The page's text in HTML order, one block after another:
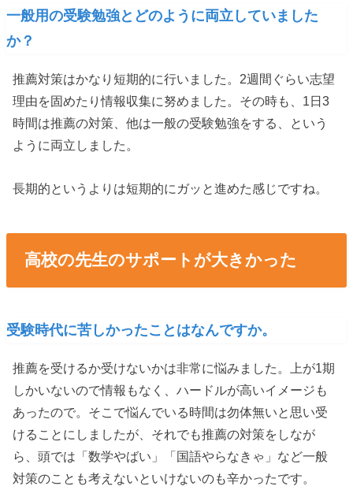
一般用の受験勉強とどのように両立していました
か？
推薦対策はかなり短期的に行いました。2週間ぐらい志望
理由を固めたり情報収集に努めました。その時も、1日3
時間は推薦の対策、他は一般の受験勉強をする、という
ように両立しました。
長期的というよりは短期的にガッと進めた感じですね。
高校の先生のサポートが大きかった
受験時代に苦しかったことはなんですか。
推薦を受けるか受けないかは非常に悩みました。上が1期
しかいないので情報もなく、ハードルが高いイメージも
あったので。そこで悩んでいる時間は勿体無いと思い受
けることにしましたが、それでも推薦の対策をしなが
ら、頭では「数学やばい」「国語やらなきゃ」など一般
対策のことも考えないといけないのも辛かったです。